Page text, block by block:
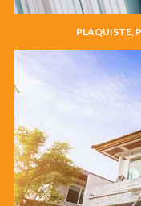
PLAQUISTE,